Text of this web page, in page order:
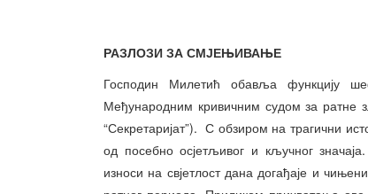
РАЗЛОЗИ ЗА СМЈЕЊИВАЊЕ
Господин Милетић обавља функцију
Међународним кривичним судом за ратне
“Секретаријат”). С обзиром на трагични
од посебно осјетљивог и кључног
износи на свјетлост дана догађаје и